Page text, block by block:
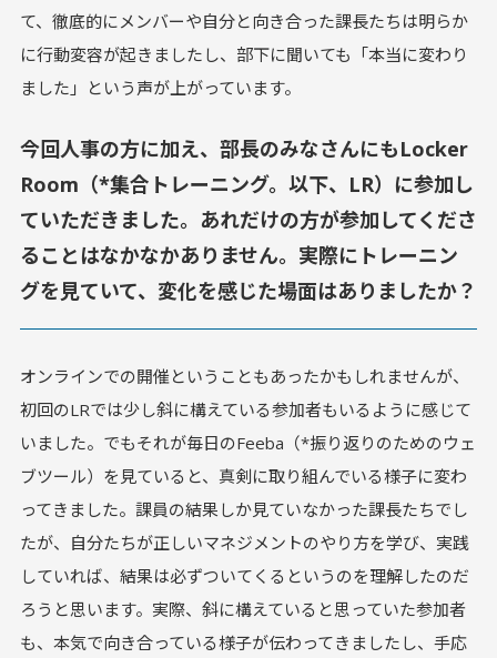
て、徹底的にメンバーや自分と向き合った課長たちは明らか
に行動変容が起きましたし、部下に聞いても「本当に変わり
ました」という声が上がっています。
今回人事の方に加え、部長のみなさんにもLocker
Room（*集合トレーニング。以下、LR）に参加し
ていただきました。あれだけの方が参加してくださ
ることはなかなかありません。実際にトレーニン
グを見ていて、変化を感じた場面はありましたか？
オンラインでの開催ということもあったかもしれませんが、
初回のLRでは少し斜に構えている参加者もいるように感じて
いました。でもそれが毎日のFeeba（*振り返りのためのウェ
ブツール）を見ていると、真剣に取り組んでいる様子に変わ
ってきました。課員の結果しか見ていなかった課長たちでし
たが、自分たちが正しいマネジメントのやり方を学び、実践
していれば、結果は必ずついてくるというのを理解したのだ
ろうと思います。実際、斜に構えていると思っていた参加者
も、本気で向き合っている様子が伝わってきましたし、手応